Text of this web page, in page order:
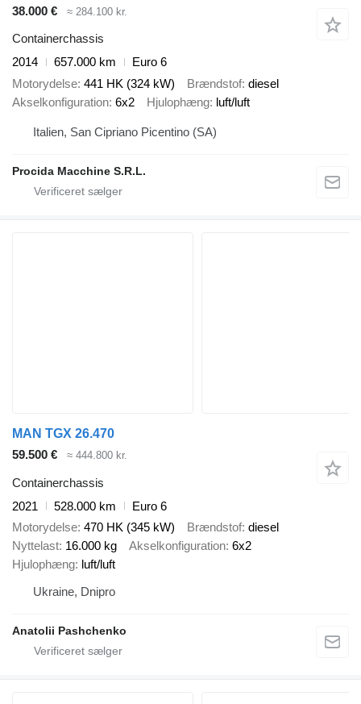
38.000 €
≈ 284.100 kr.
Containerchassis
2014
657.000 km
Euro 6
Motorydelse 441 HK (324 kW) Brændstof diesel
Akselkonfiguration 6x2 Hjulophæng luft/luft
Italien, San Cipriano Picentino (SA)
Procida Macchine S.R.L.
MAN TGX 26.470
59.500 €
≈ 444.800 kr.
Containerchassis
2021
528.000 km
Euro 6
Motorydelse 470 HK (345 kW) Brændstof diesel
Nyttelast 16.000 kg Akselkonfiguration 6x2
Hjulophæng luft/luft
Ukraine, Dnipro
Anatolii Pashchenko